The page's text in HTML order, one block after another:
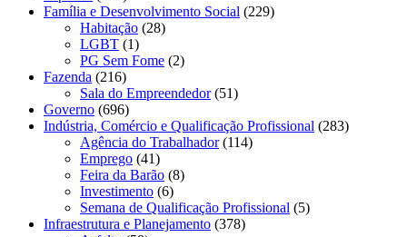
Família e Desenvolvimento Social (229)
Habitação (28)
LGBT (1)
PG Sem Fome (2)
Fazenda (216)
Sala do Empreendedor(51)
Governo (696)
Indústria, Comércio e Qualificação Profissional (283)
Agência do Trabalhador(114)
Emprego (41)
Feira da Barão (8)
Investimento (6)
Semana de Qualificação Profissional (5)
Infraestrutura e Planejamento (378)